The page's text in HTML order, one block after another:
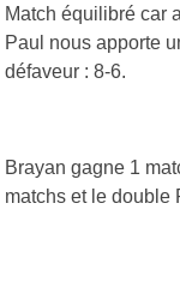
Match équilibré car
Paul nous apporte
défaveur : 8-6.
Brayan gagne 1
matchs et le double